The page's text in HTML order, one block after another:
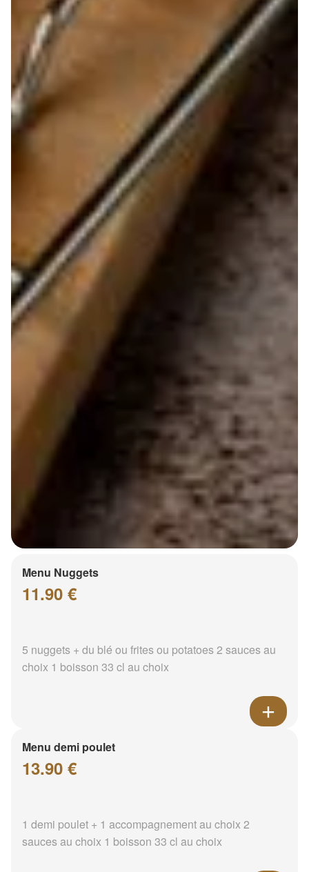
Menu Nuggets
11.90 €
5 nuggets + du blé ou frites ou potatoes 2 sauces au
choix 1 boisson 33 cl au choix
Menu demi poulet
13.90 €
1 demi poulet + 1 accompagnement au choix 2
sauces au choix 1 boisson 33 cl au choix